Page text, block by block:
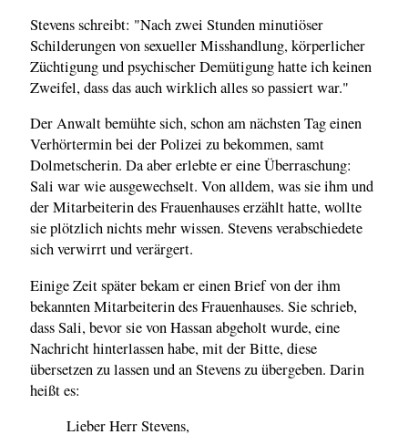
Stevens schreibt: "Nach zwei Stunden minutiöser
Schilderungen von sexueller Misshandlung, körperlicher
Züchtigung und psychischer Demütigung hatte ich keinen
Zweifel, dass das auch wirklich alles so passiert war."
Der Anwalt bemühte sich, schon am nächsten Tag einen
Verhörtermin bei der Polizei zu bekommen, samt
Dolmetscherin. Da aber erlebte er eine Überraschung:
Sali war wie ausgewechselt. Von alldem, was sie ihm und
der Mitarbeiterin des Frauenhauses erzählt hatte, wollte
sie plötzlich nichts mehr wissen. Stevens verabschiedete
sich verwirrt und verärgert.
Einige Zeit später bekam er einen Brief von der ihm
bekannten Mitarbeiterin des Frauenhauses. Sie schrieb,
dass Sali, bevor sie von Hassan abgeholt wurde, eine
Nachricht hinterlassen habe, mit der Bitte, diese
übersetzen zu lassen und an Stevens zu übergeben. Darin
heißt es:
Lieber Herr Stevens,